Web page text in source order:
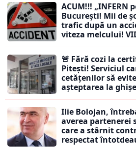
ACUM!!! „INFERN
București! Mii de
trafic după un
viteza melcului!
🚨 Fără cozi la
Pitești! Serviciul
cetățenilor să
așteptarea la
Ilie Bolojan,
averea partenerei
care a stârnit
respectat